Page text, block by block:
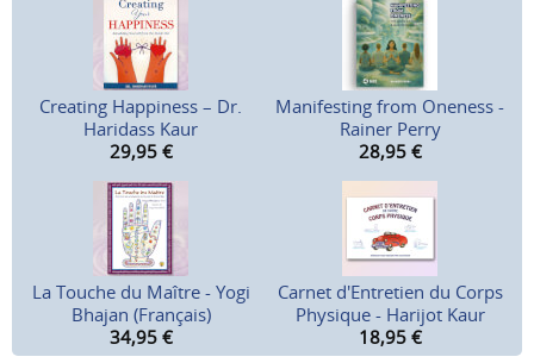
Creating Happiness – Dr.
Haridass Kaur
29,95 €
Manifesting from Oneness -
Rainer Perry
28,95 €
La Touche du Maître - Yogi
Bhajan (Français)
34,95 €
Carnet d'Entretien du Corps
Physique - Harijot Kaur
18,95 €